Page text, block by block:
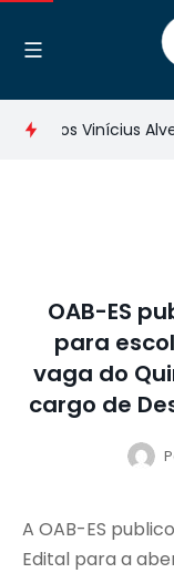
Vinícius Alves
OAB-ES
para
vaga do
cargo de
A OAB-ES
Edital para a